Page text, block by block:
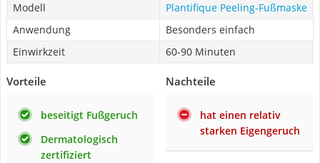
Modell
Plantifique Peeling-Fußmaske
Anwendung
Besonders einfach
Einwirkzeit
60-90 Minuten
Vorteile
beseitigt Fußgeruch
Dermatologisch
zertifiziert
Nachteile
hat einen relativ
starken Eigengeruch